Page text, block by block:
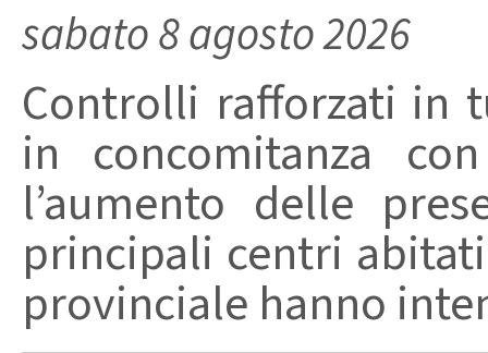
sabato 8 agosto 2026
Controlli rafforzati in
in concomitanza
l’aumento delle
principali centri
provinciale hanno